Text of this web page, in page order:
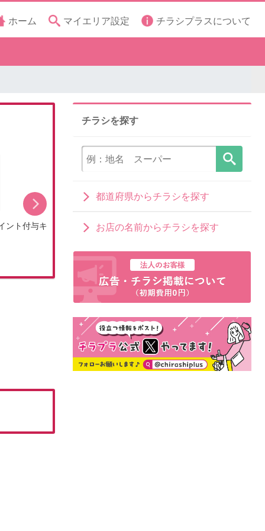
ホーム マイエリア設定 チラシプラスについて
ント付与キ
8月のDCMブランドイチオシ商品
チラシを探す
都道府県からチラシを探す
お店の名前からチラシを探す